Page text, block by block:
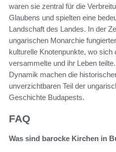
waren sie zentral für die
Glaubens und spielten eine
Landschaft des Landes. In der
ungarischen Monarchie
kulturelle Knotenpunkte, wo sich
versammelte und ihr Leben
Dynamik machen die
unverzichtbaren Teil der
Geschichte Budapests.
FAQ
Was sind barocke Kirchen in